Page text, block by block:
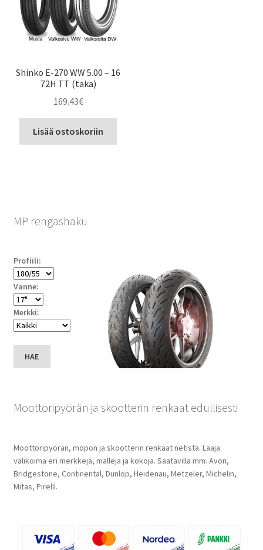
Shinko E-270 WW 5.00 – 16
72H TT (taka)
169.43€
Lisää ostoskoriin
MP rengashaku
Profiili:
Vanne:
Merkki:
HAE
Moottoripyörän ja skootterin renkaat edullisesti
Moottoripyörän, mopon ja skootterin renkaat netistä. Laaja
valikoima eri merkkejä, malleja ja kokoja. Saatavilla mm. Avon,
Bridgestone, Continental, Dunlop, Heidenau, Metzeler, Michelin,
Mitas, Pirelli.